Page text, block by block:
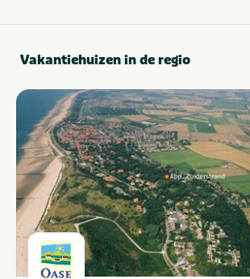
Vakantiehuizen in de regio